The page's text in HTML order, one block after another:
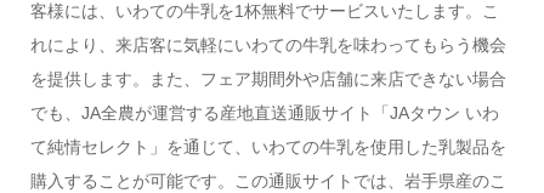
客様には、いわての牛乳を1杯無料でサービスいたします。こ
れにより、来店客に気軽にいわての牛乳を味わってもらう機会
を提供します。また、フェア期間外や店舗に来店できない場合
でも、JA全農が運営する産地直送通販サイト「JAタウン いわ
て純情セレクト」を通じて、いわての牛乳を使用した乳製品を
購入することが可能です。この通販サイトでは、岩手県産のこ